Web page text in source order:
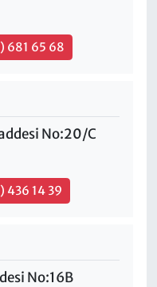
681 65 68
No:20/C
436 14 39
No:16B